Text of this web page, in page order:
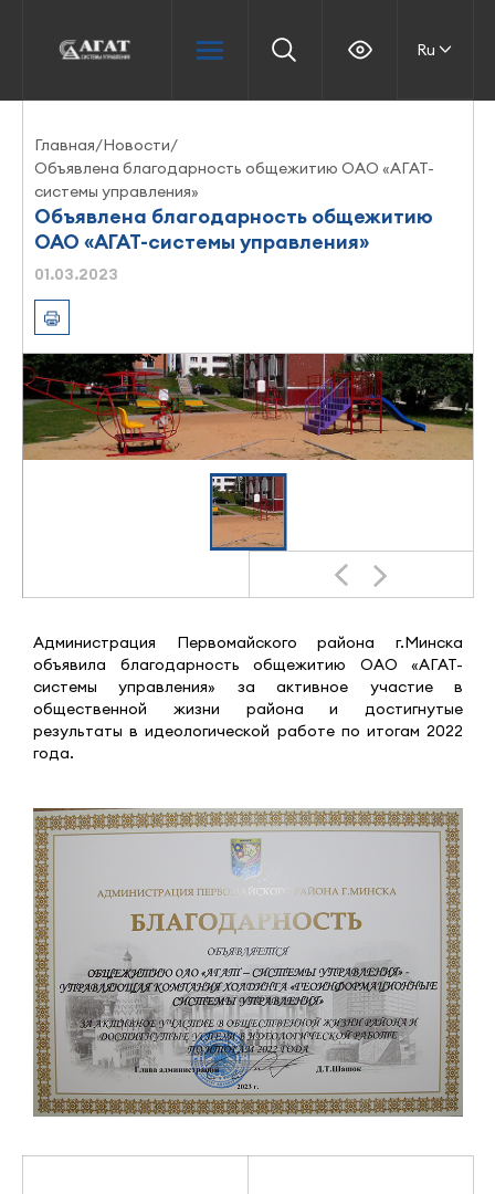
Ru
Главная/Новости/
Объявлена благодарность общежитию ОАО «АГАТ-
системы управления»
Объявлена благодарность общежитию
ОАО «АГАТ-системы управления»
01.03.2023
Администрация Первомайского района г.Минска
объявила благодарность общежитию ОАО «АГАТ-
системы управления» за активное участие в
общественной жизни района и достигнутые
результаты в идеологической работе по итогам 2022
года.